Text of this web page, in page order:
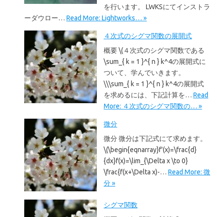
を行います。 LWKSにてインストラ
ーダウロー… Read More: Lightworks… »
４次式のシグマ関数の展開式
概要 \(４次式のシグマ関数である
\sum_{ k = 1 }^{ n } k^4の展開式に
ついて、学んでいきます。
\\\sum_{ k = 1 }^{ n } k^4の展開式
を求めるには、下記計算を… Read
More: ４次式のシグマ関数の… »
微分
微分 微分は下記式にて求めます。
\(\begin{eqnarray}f'(x)=\frac{d}
{dx}f(x)=\lim_{\Delta x \to 0}
\frac{f(x+\Delta x)-… Read More: 微
分 »
シグマ関数